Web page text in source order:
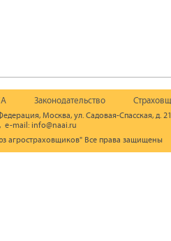
Законодательство
Москва, ул. Садовая-Спасская, д.
e-mail: info@naai.ru
агростраховщиков" Все права защищены